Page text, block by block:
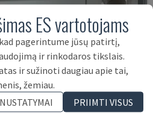
ES vartotojams
pagerintume jūsų patirtį,
ir rinkodaros tikslais.
ir sužinoti daugiau apie tai,
žemiau.
PRIIMTI VISUS